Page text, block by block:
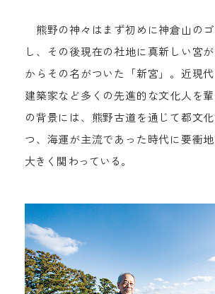
熊野の神々はまず初めに神倉山の
し、その後現在の社地に真新しい宮
からその名がついた「新宮」。近現
建築家など多くの先進的な文化人を
の背景には、熊野古道を通じて都文
つ、海運が主流であった時代に要衝
大きく関わっている。